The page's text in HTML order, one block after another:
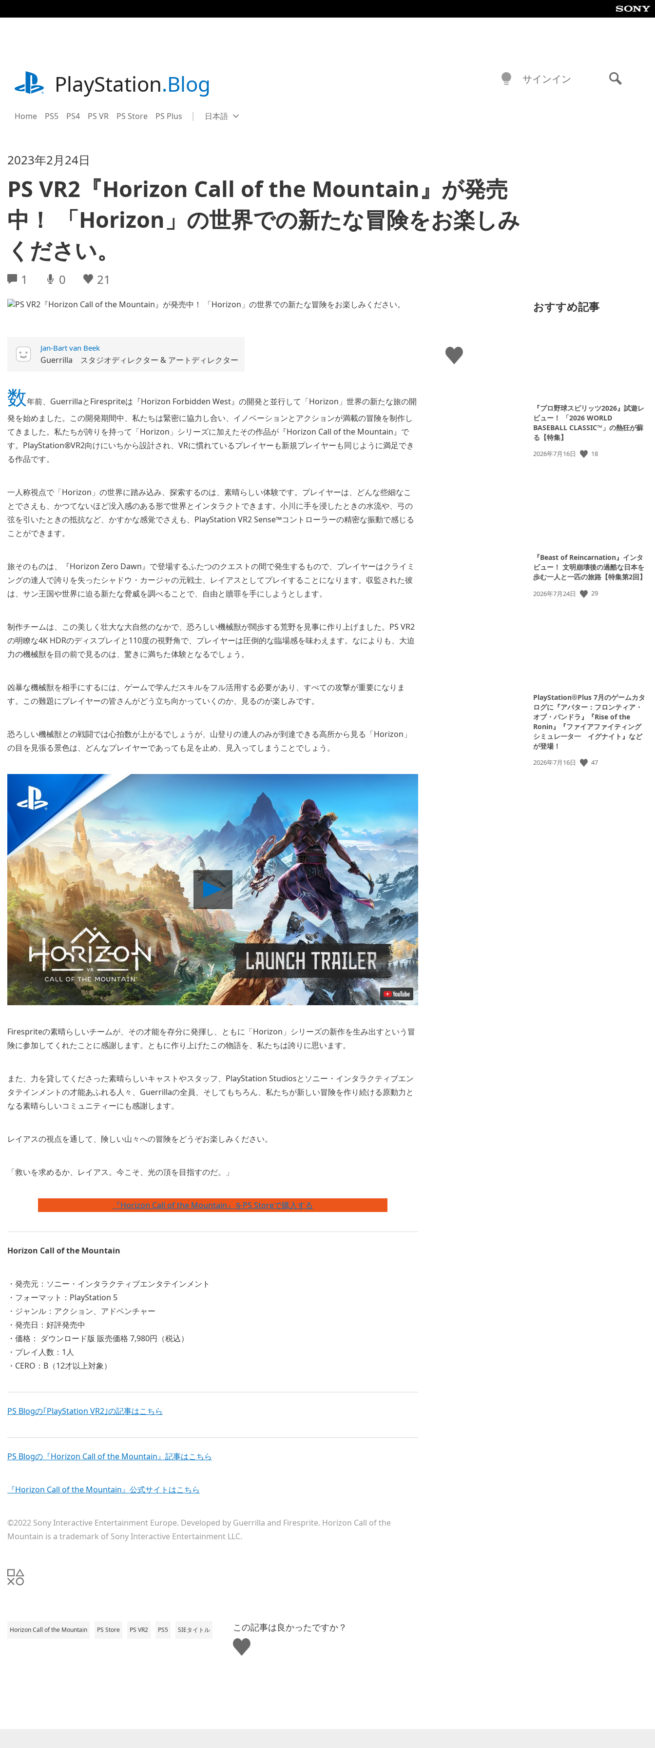
事
playstation.comPlayStation.Blog
Home PS5 PS4 PS VR PS Store PS Plus Select
Current
日本語
サインイン
2023年2月24日
PS VR2『Horizon Call of the Mountain』が発売
中！ 「Horizon」の世界での新たな冒険をお楽しみ
ください。
1 0 21
い
い
ね
Jan-Bart van Beek
Guerrilla スタジオディレクター & アートディレクター
数年前、GuerrillaとFirespriteは『Horizon Forbidden West』の開発と並行して「Horizon」世界の新たな旅の開
発を始めました。この開発期間中、私たちは緊密に協力し合い、イノベーションとアクションが満載の冒険を制作し
てきました。私たちが誇りを持って「Horizon」シリーズに加えたその作品が『Horizon Call of the Mountain』で
す。PlayStation®VR2向けにいちから設計され、VRに慣れているプレイヤーも新規プレイヤーも同じように満足でき
る作品です。
一人称視点で「Horizon」の世界に踏み込み、探索するのは、素晴らしい体験です。プレイヤーは、どんな些細なこ
とでさえも、かつてないほど没入感のある形で世界とインタラクトできます。小川に手を浸したときの水流や、弓の
弦を引いたときの抵抗など、かすかな感覚でさえも、PlayStation VR2 Sense™コントローラーの精密な振動で感じる
ことができます。
旅そのものは、『Horizon Zero Dawn』で登場するふたつのクエストの間で発生するもので、プレイヤーはクライミ
ングの達人で誇りを失ったシャドウ・カージャの元戦士、レイアスとしてプレイすることになります。収監された彼
は、サン王国や世界に迫る新たな脅威を調べることで、自由と贖罪を手にしようとします。
制作チームは、この美しく壮大な大自然のなかで、恐ろしい機械獣が闊歩する荒野を見事に作り上げました。PS VR2
の明瞭な4K HDRのディスプレイと110度の視野角で、プレイヤーは圧倒的な臨場感を味わえます。なによりも、大迫
力の機械獣を目の前で見るのは、驚きに満ちた体験となるでしょう。
凶暴な機械獣を相手にするには、ゲームで学んだスキルをフル活用する必要があり、すべての攻撃が重要になりま
す。この難題にプレイヤーの皆さんがどう立ち向かっていくのか、見るのが楽しみです。
恐ろしい機械獣との戦闘では心拍数が上がるでしょうが、山登りの達人のみが到達できる高所から見る「Horizon」
の目を見張る景色は、どんなプレイヤーであっても足を止め、見入ってしまうことでしょう。
Play
Video
Firespriteの素晴らしいチームが、その才能を存分に発揮し、ともに「Horizon」シリーズの新作を生み出すという冒
険に参加してくれたことに感謝します。ともに作り上げたこの物語を、私たちは誇りに思います。
また、力を貸してくださった素晴らしいキャストやスタッフ、PlayStation Studiosとソニー・インタラクティブエン
タテインメントの才能あふれる人々、Guerrillaの全員、そしてもちろん、私たちが新しい冒険を作り続ける原動力と
なる素晴らしいコミュニティーにも感謝します。
レイアスの視点を通して、険しい山々への冒険をどうぞお楽しみください。
「救いを求めるか、レイアス。今こそ、光の頂を目指すのだ。」
『Horizon Call of the Mountain』をPS Storeで購入する
Horizon Call of the Mountain
・発売元：ソニー・インタラクティブエンタテインメント
・フォーマット：PlayStation 5
・ジャンル：アクション、アドベンチャー
・発売日：好評発売中
・価格： ダウンロード版 販売価格 7,980円（税込）
・プレイ人数：1人
・CERO：B（12才以上対象）
PS Blogの｢PlayStation VR2｣の記事はこちら
PS Blogの『Horizon Call of the Mountain』記事はこちら
『Horizon Call of the Mountain』公式サイトはこちら
©2022 Sony Interactive Entertainment Europe. Developed by Guerrilla and Firesprite. Horizon Call of the
Mountain is a trademark of Sony Interactive Entertainment LLC.
Horizon Call of the Mountain PS Store PS VR2 PS5 SIEタイトル
この記事は良かったですか？
い
い
おすすめ記事
『プロ野球スピリッツ2026』試遊レ
ビュー！ 「2026 WORLD
BASEBALL CLASSIC™」の熱狂が蘇
る【特集】
公
2026年7月16日 18
『Beast of Reincarnation』インタ
ビュー！ 文明崩壊後の過酷な日本を
歩む一人と一匹の旅路【特集第2回】
公
2026年7月24日 29
PlayStation®Plus 7月のゲームカタ
ログに『アバター：フロンティア・
オブ・パンドラ』『Rise of the
Ronin』『ファイアファイティング
シミュレ一タ一 イグナイト』など
が登場！
公
2026年7月16日 47